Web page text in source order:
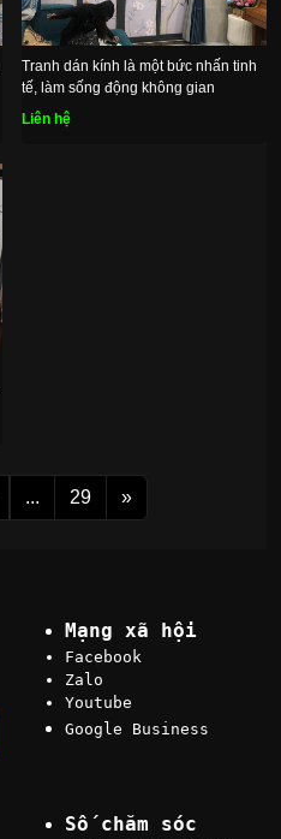
Tranh dán kính là một bức nhấn tinh
tế, làm sống động không gian
Liên hệ
... 29 »
Mạng xã hội
Facebook
Zalo
Youtube
Google Business
Số chăm sóc